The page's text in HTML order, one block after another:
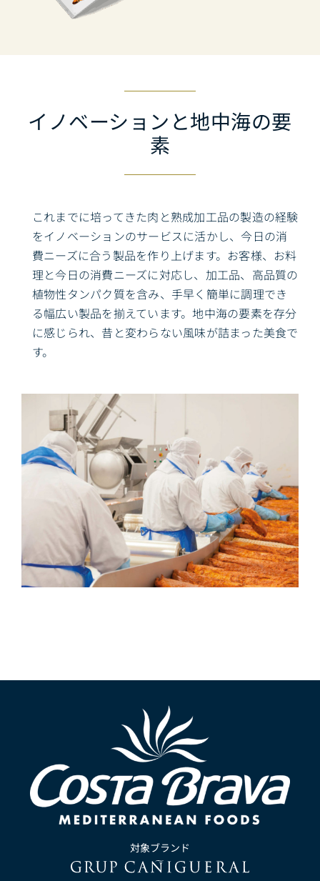
イノベーションと地中海の要
素
これまでに培ってきた肉と熟成加工品の製造の経験
をイノベーションのサービスに活かし、今日の消
費ニーズに合う製品を作り上げます。お客様、お料
理と今日の消費ニーズに対応し、加工品、高品質の
植物性タンパク質を含み、手早く簡単に調理でき
る幅広い製品を揃えています。地中海の要素を存分
に感じられ、昔と変わらない風味が詰まった美食で
す。
対象ブランド